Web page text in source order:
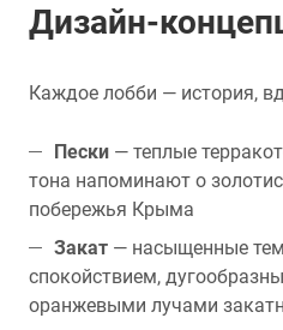
Дизайн-
Каждое лобби — история,
Пески — теплые
тона напоминают о
побережья Крыма
Закат — насыщенные
спокойствием,
оранжевыми лучами